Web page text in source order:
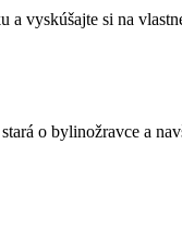
a vyskúšajte si na
o bylinožravce a